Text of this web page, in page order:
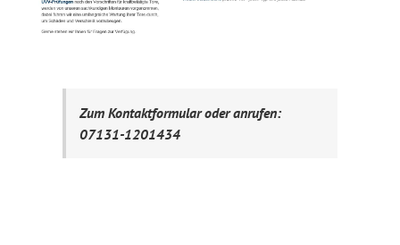
Zum Kontaktformular oder anrufen:
07131-1201434